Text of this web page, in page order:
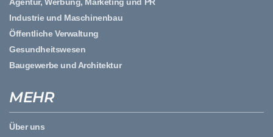
Industrie und Maschinenbau
Öffentliche Verwaltung
Gesundheitswesen
Baugewerbe und Architektur
MEHR
Über uns